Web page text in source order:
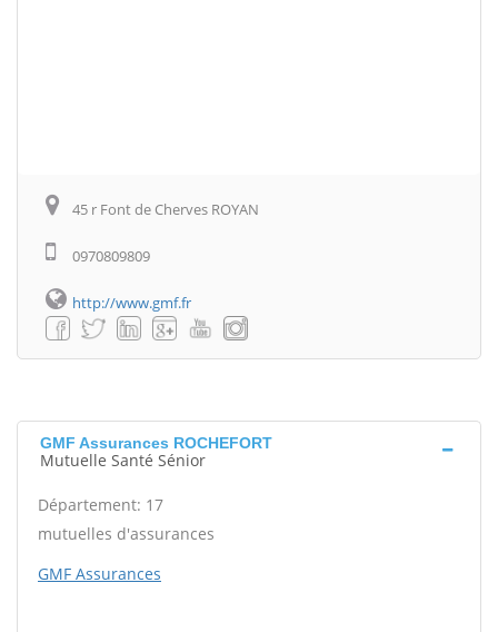
45 r Font de Cherves ROYAN
0970809809
http://www.gmf.fr
GMF Assurances ROCHEFORT
Mutuelle Santé Sénior
Département: 17
mutuelles d'assurances
GMF Assurances